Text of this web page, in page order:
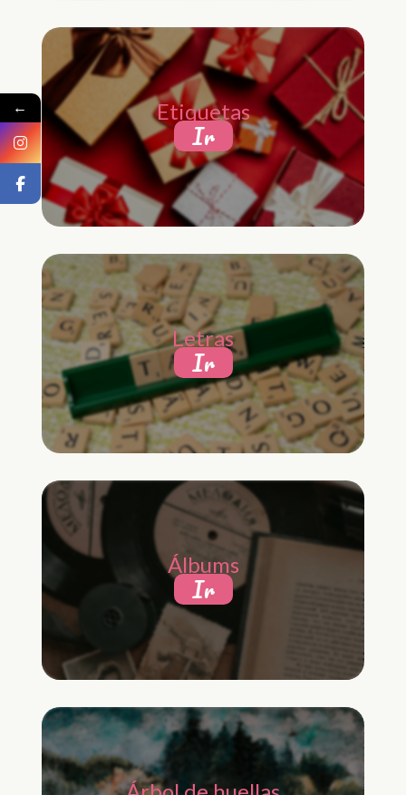
Etiquetas
Ir
Letras
Ir
Álbums
Ir
←